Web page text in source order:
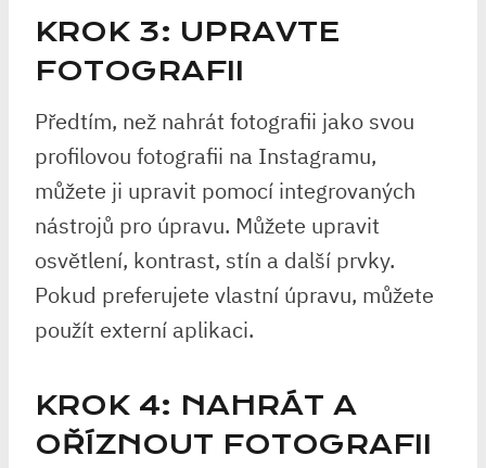
KROK 3: UPRAVTE
FOTOGRAFII
Předtím, než nahrát fotografii jako svou
profilovou fotografii na Instagramu,
můžete ji upravit pomocí integrovaných
nástrojů pro úpravu. Můžete upravit
osvětlení, kontrast, stín a další prvky.
Pokud preferujete vlastní úpravu, můžete
použít externí aplikaci.
KROK 4: NAHRÁT A
OŘÍZNOUT FOTOGRAFII